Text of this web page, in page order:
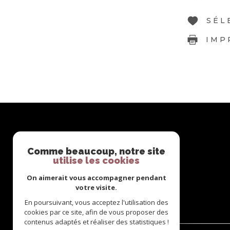
Comme beaucoup, notre site
utilise les cookies
On aimerait vous accompagner pendant
votre visite.
En poursuivant, vous acceptez l'utilisation des
cookies par ce site, afin de vous proposer des
contenus adaptés et réaliser des statistiques !